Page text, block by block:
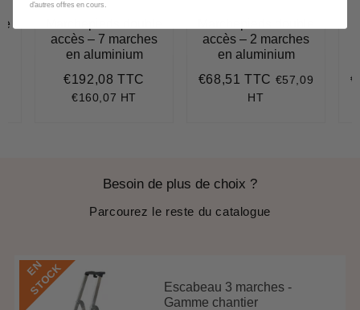
accès – 7 marches
en aluminium
Prix
régulier
€192,08 TTC
€160,07 HT
accès – 2 marches
en aluminium
Prix
€68,51 TTC €68,51
€57,09
HT
Besoin de plus de choix ?
Parcourez le reste du catalogue
E
N
S
T
O
C
K
Escabeau 3 marches -
Gamme chantier
d'autres offres en cours.